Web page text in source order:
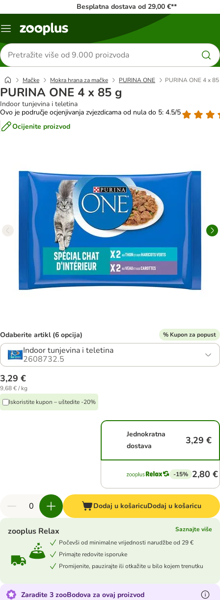
Besplatna dostava od 29,00 €**
Izbornik
Traži
proizvode
Mačke Mokra hrana za mačke PURINA ONE PURINA ONE 4 x
PURINA ONE 4 x 85 g
Indoor tunjevina i teletina
Ovo je područje ocjenjivanja zvjezdicama od nula do 5: 4.5/5
Ocijenite proizvod
Odaberite artikl (6 opcija) % Kupon za popust
Indoor tunjevina i teletina
2608732.5
3,29 €
9,68 € / kg
Iskoristite kupon – uštedite -20%
Jednokratna
dostava
3,29 €
-15% 2,80 €
Dodaj u košaricuDodaj u košaricu
zooplus Relax
Saznajte više
Počevši od minimalne vrijednosti narudžbe od 29 €
Primajte redovite isporuke
Promijenite, pauzirajte ili otkažite u bilo kojem trenutku
Zaradite 3 zooBodova za ovaj proizvod